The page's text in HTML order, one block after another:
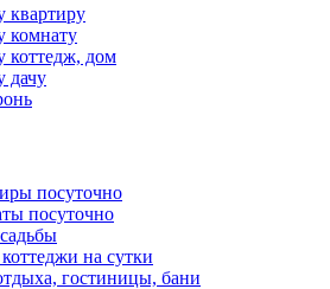
квартиру
комнату
коттедж, дом
дачу
посуточно
посуточно
на сутки
гостиницы, бани